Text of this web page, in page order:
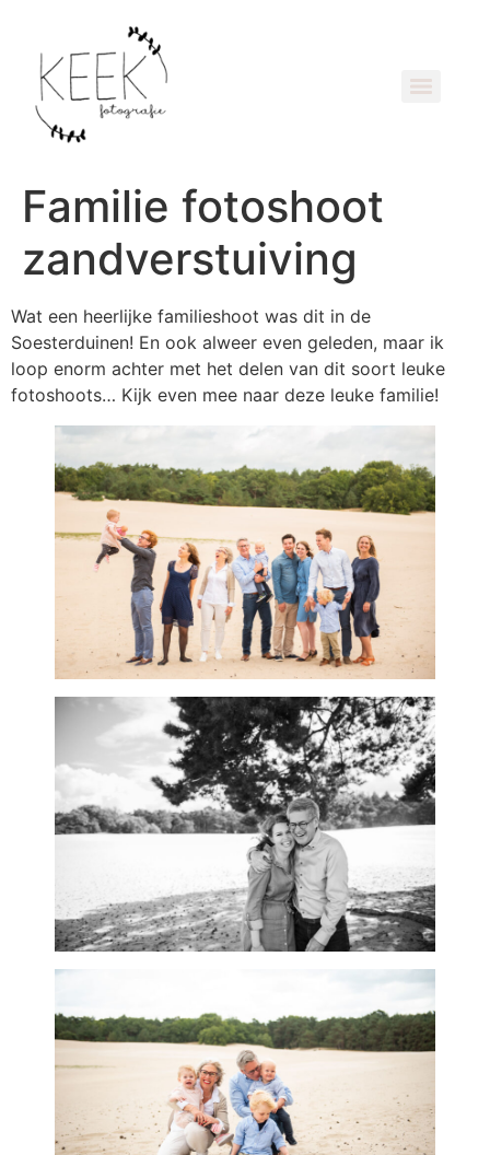
Familie fotoshoot
zandverstuiving
Wat een heerlijke familieshoot was dit in de
Soesterduinen! En ook alweer even geleden, maar ik
loop enorm achter met het delen van dit soort leuke
fotoshoots… Kijk even mee naar deze leuke familie!